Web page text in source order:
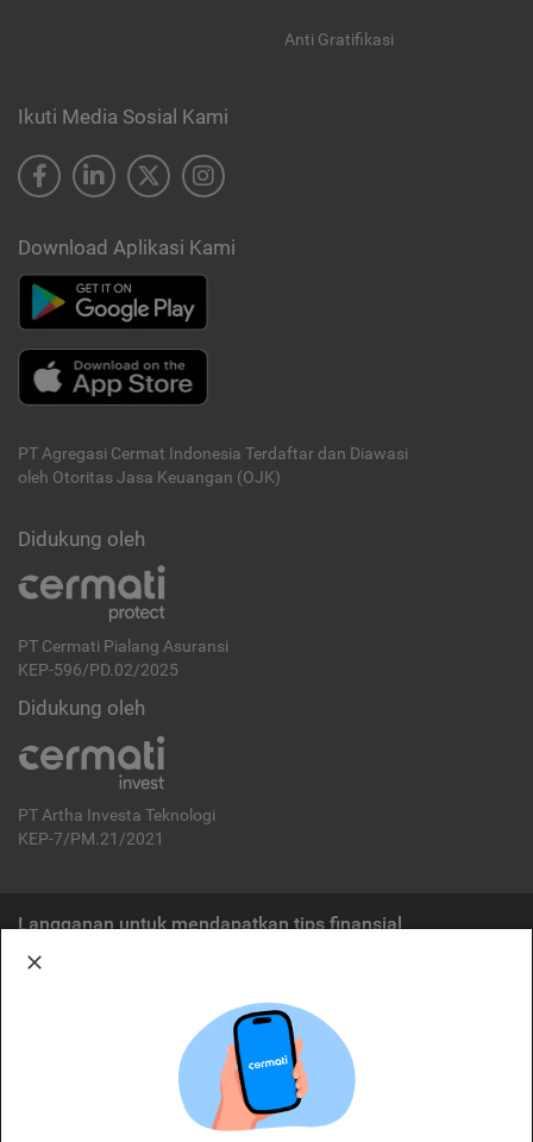
Anti Gratifikasi
Ikuti Media Sosial Kami
Download Aplikasi Kami
PT Agregasi Cermat Indonesia Terdaftar dan Diawasi
oleh Otoritas Jasa Keuangan (OJK)
Didukung oleh
PT Cermati Pialang Asuransi
KEP-596/PD.02/2025
Didukung oleh
PT Artha Investa Teknologi
KEP-7/PM.21/2021
Langganan untuk mendapatkan tips finansial
Cermati merupakan penyelenggara agregasi jasa keuangan yang terdaftar di
OJK. Oleh karena itu, produk dan/atau layanan jasa keuangan yang
ditawarkan bukan merupakan produk dan/atau layanan jasa keuangan yang
diterbitkan oleh Cermati dan Cermati tidak bertanggung jawab atas tuntutan